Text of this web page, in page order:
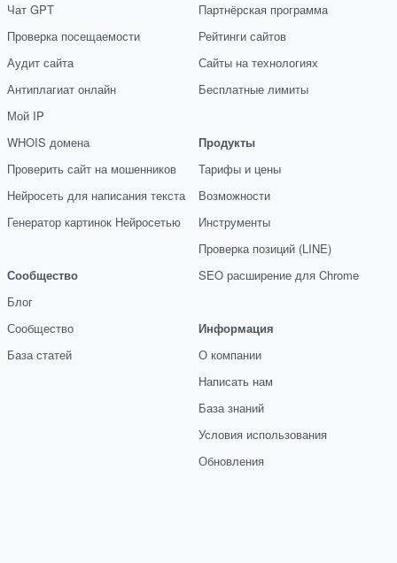
Чат GPT
Проверка посещаемости
Аудит сайта
Антиплагиат онлайн
Мой IP
WHOIS домена
Проверить сайт на мошенников
Нейросеть для написания текста
Генератор картинок Нейросетью
Сообщество
Блог
Сообщество
База статей
Партнёрская программа
Рейтинги сайтов
Сайты на технологиях
Бесплатные лимиты
Продукты
Тарифы и цены
Возможности
Инструменты
Проверка позиций (LINE)
SEO расширение для Chrome
Информация
О компании
Написать нам
База знаний
Условия использования
Обновления